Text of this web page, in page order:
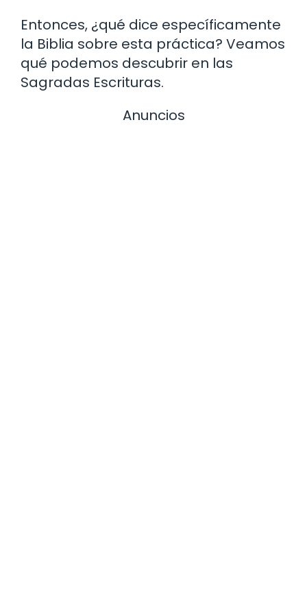
Entonces, ¿qué dice específicamente
la Biblia sobre esta práctica? Veamos
qué podemos descubrir en las
Sagradas Escrituras.
Anuncios